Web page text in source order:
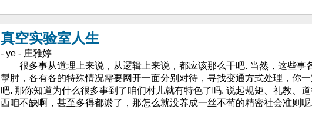
真空实验室人生
- ye - 庄雅婷
很多事从道理上来说，从逻辑上来说，都应该那么干吧. 当然，这些事
掣肘，各有各的特殊情况需要网开一面分别对待，寻找变通方式处理，你
吧. 那你知道为什么很多事到了咱们村儿就有特色了吗. 说起规矩、礼教、
西咱不缺啊，甚至多得都淤了，那怎么就没养成一丝不苟的精密社会准则呢.